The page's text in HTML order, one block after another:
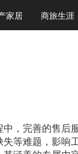
家居 商旅生涯
，完善的售后
等难题，影响